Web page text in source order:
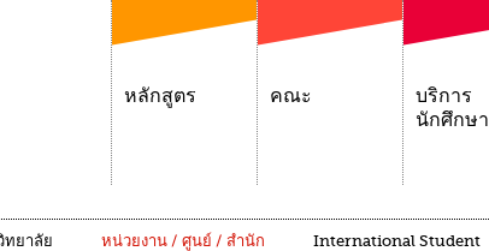
หลักสูตร คณะ
บริการ
นักศึกษา
ทยาลัย หน่วยงาน / ศูนย์ / สำนัก International Student